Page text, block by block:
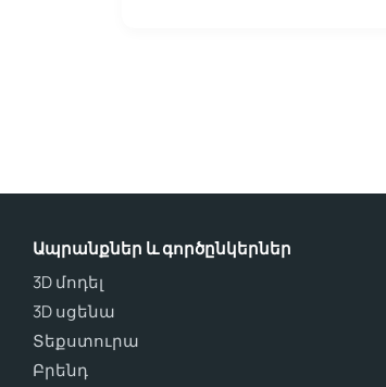
Ապրանքներ և գործընկերներ
3D մոդել
3D սցենա
Տեքստուրա
Բրենդ